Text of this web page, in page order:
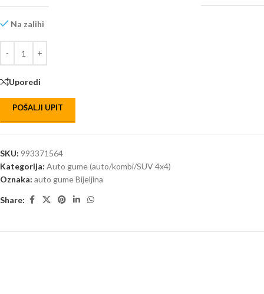
Na zalihi
Uporedi
POŠALJI UPIT
SKU: 993371564
Kategorija: Auto gume (auto/kombi/SUV 4x4)
Oznaka: auto gume Bijeljina
Share: